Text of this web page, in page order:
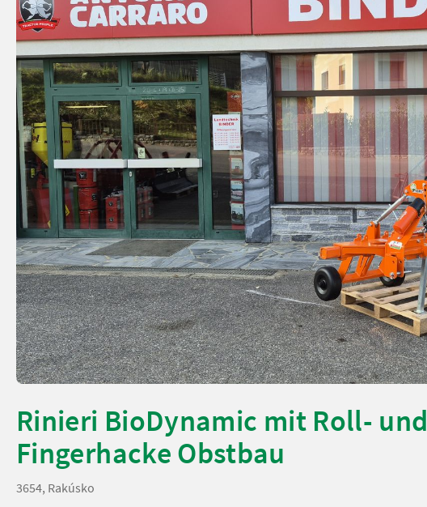
Rinieri BioDynamic mit Roll- und
Fingerhacke Obstbau
3654, Rakúsko